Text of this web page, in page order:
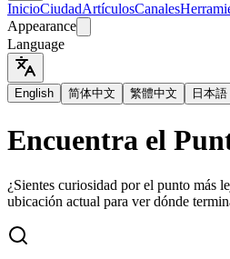
InicioCiudadArtículosCanales
Appearance
Language
English 简体中文 繁體中文 日本語
Encuentra el
¿Sientes curiosidad por el punto más
ubicación actual para ver dónde